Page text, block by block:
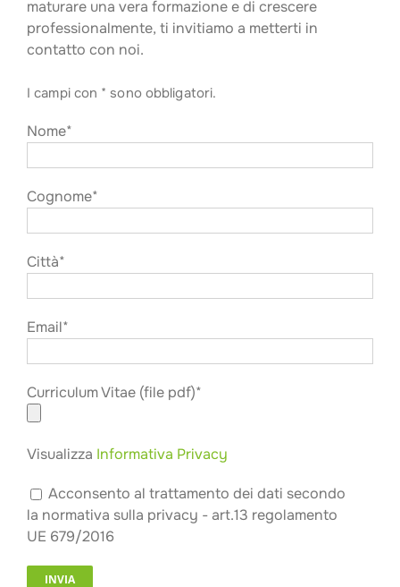
maturare una vera formazione e di crescere
professionalmente, ti invitiamo a metterti in
contatto con noi.
I campi con * sono obbligatori.
Nome*
Cognome*
Città*
Email*
Curriculum Vitae (file pdf)*
Visualizza Informativa Privacy
Acconsento al trattamento dei dati secondo
la normativa sulla privacy - art.13 regolamento
UE 679/2016